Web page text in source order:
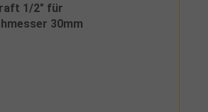
1/2" für
30mm